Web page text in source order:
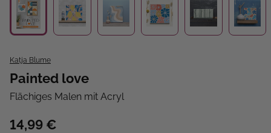
Katja Blume
Painted love
Flächiges Malen mit Acryl
14,99 €